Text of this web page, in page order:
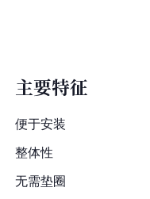
主要特征
便于安装
整体性
无需垫圈